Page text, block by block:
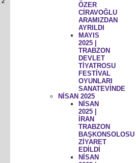
ÖZER
CİRAVOĞLU
ARAMIZDAN
AYRILDI
MAYIS
2025 |
TRABZON
DEVLET
TİYATROSU
FESTİVAL
OYUNLARI
SANATEVİNDE
NİSAN 2025
NİSAN
2025 |
İRAN
TRABZON
BAŞKONSOLOSU
ZİYARET
EDİLDİ
NİSAN